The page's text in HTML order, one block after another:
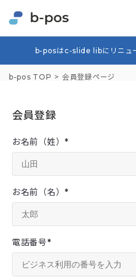
b-posはc-slide libにリニュ
b-pos TOP 会員登録ページ
会員登録
お名前（姓）*
お名前（名）*
電話番号*